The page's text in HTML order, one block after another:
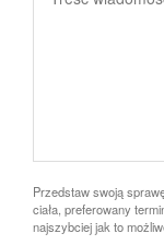
Przedstaw swoją
ciała, preferowany
najszybciej jak to